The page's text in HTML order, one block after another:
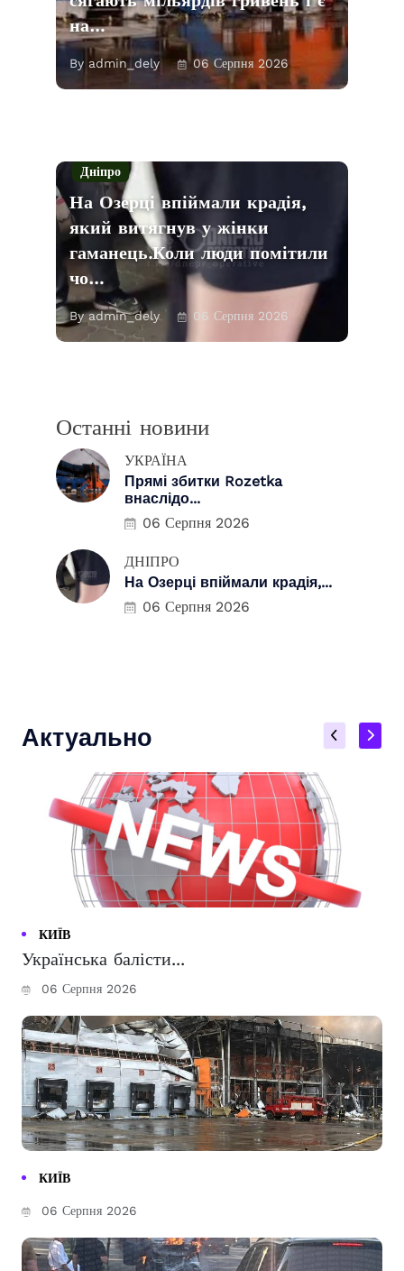
на…
By admin_dely 06 Серпня 2026
Дніпро
На Озерці впіймали крадія,
який витягнув у жінки
гаманець.Коли люди помітили
чо…
By admin_dely 06 Серпня 2026
Останні новини
УКРАЇНА
Прямі збитки Rozetka
внаслідо...
06 Серпня 2026
ДНІПРО
На Озерці впіймали крадія,...
06 Серпня 2026
Актуально
КИЇВ
Українська балісти...
06 Серпня 2026
КИЇВ
06 Серпня 2026